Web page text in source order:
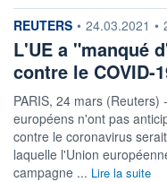
information fournie par
REUTERS • 24.03.2021 •
L'UE a "manqué
contre le COVID-
PARIS, 24 mars
européens n'ont pas
contre le coronavirus
laquelle l'Union
campagne ... Lire la suite